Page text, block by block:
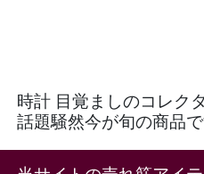
時計 目覚ましのコレク
話題騒然今が旬の商品